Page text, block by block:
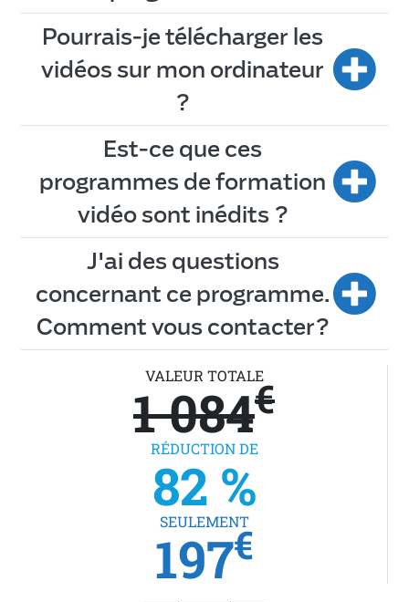
Pourrais-je télécharger les
vidéos sur mon ordinateur
?
Est-ce que ces
programmes de formation
vidéo sont inédits ?
J'ai des questions
concernant ce programme.
Comment vous contacter?
VALEUR TOTALE
1 084€
RÉDUCTION DE
82 %
SEULEMENT
197€